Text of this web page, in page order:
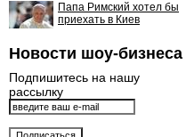
Папа Римский хотел бы
приехать в Киев
Новости шоу-бизнеса
Подпишитесь на нашу
рассылку